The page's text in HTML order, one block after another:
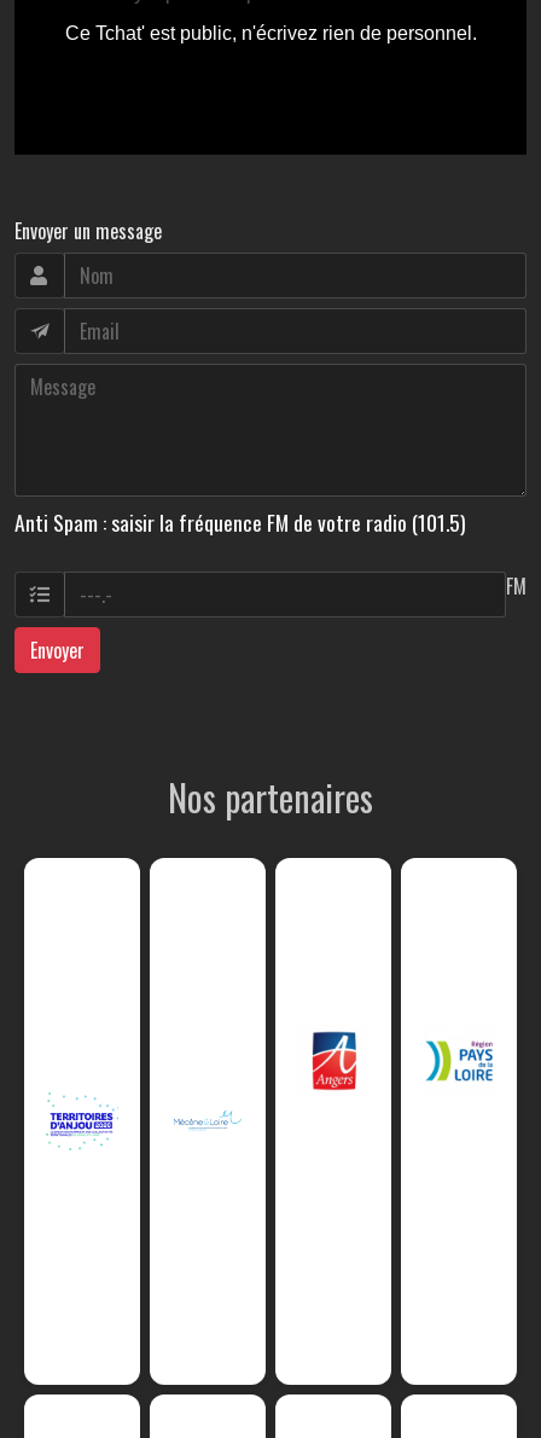
Envoyer un message
Anti Spam : saisir la fréquence FM de votre radio (101.5)
FM
Envoyer
Nos partenaires